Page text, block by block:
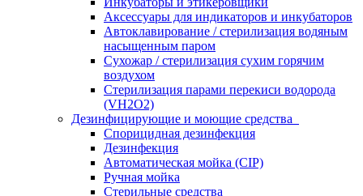
Аксессуары для индикаторов и инкубаторов
Автоклавирование / стерилизация водяным
насыщенным паром
Сухожар / стерилизация сухим горячим
воздухом
Стерилизация парами перекиси водорода
(VH2O2)
Дезинфицирующие и моющие средства
Спорицидная дезинфекция
Дезинфекция
Автоматическая мойка (CIP)
Ручная мойка
Стерильные средства